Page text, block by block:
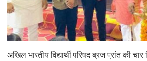
अखिल भारतीय विद्यार्थी परिषद ब्रज प्रांत की